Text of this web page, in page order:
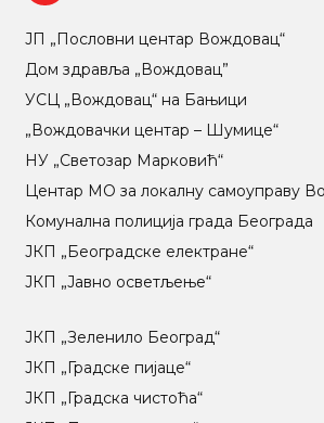
ЈП „Пословни центар Вождовац“
Дом здравља „Вождовац”
УСЦ „Вождовац“ на Бањици
„Вождовачки центар – Шумице“
НУ „Светозар Марковић“
Центар МO за локалну самоуправу
Комунална полиција града Београда
ЈКП „Београдске електране“
ЈКП „Јавно осветљење“
ЈКП „Зеленило Београд“
ЈКП „Градске пијаце“
ЈКП „Градска чистоћа“